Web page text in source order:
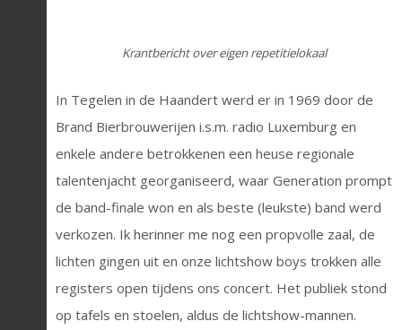
Krantbericht over eigen repetitielokaal
In Tegelen in de Haandert werd er in 1969 door de
Brand Bierbrouwerijen i.s.m. radio Luxemburg en
enkele andere betrokkenen een heuse regionale
talentenjacht georganiseerd, waar Generation prompt
de band-finale won en als beste (leukste) band werd
verkozen. Ik herinner me nog een propvolle zaal, de
lichten gingen uit en onze lichtshow boys trokken alle
registers open tijdens ons concert. Het publiek stond
op tafels en stoelen, aldus de lichtshow-mannen.